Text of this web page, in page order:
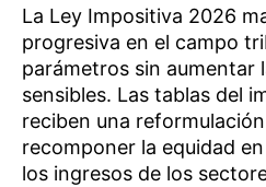
La Ley Impositiva 2026
progresiva en el campo
parámetros sin aumentar
sensibles. Las tablas del
reciben una
recomponer la equidad
los ingresos de los